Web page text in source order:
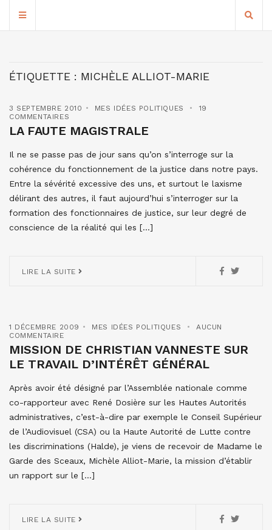
ÉTIQUETTE : MICHÈLE ALLIOT-MARIE
3 SEPTEMBRE 2010 MES IDÉES POLITIQUES
19
COMMENTAIRES
LA FAUTE MAGISTRALE
Il ne se passe pas de jour sans qu’on s’interroge sur la
cohérence du fonctionnement de la justice dans notre pays.
Entre la sévérité excessive des uns, et surtout le laxisme
délirant des autres, il faut aujourd’hui s’interroger sur la
formation des fonctionnaires de justice, sur leur degré de
conscience de la réalité qui les […]
LIRE LA SUITE
1 DÉCEMBRE 2009 MES IDÉES POLITIQUES
AUCUN
COMMENTAIRE
MISSION DE CHRISTIAN VANNESTE SUR
LE TRAVAIL D’INTÉRÊT GÉNÉRAL
Après avoir été désigné par l’Assemblée nationale comme
co-rapporteur avec René Dosière sur les Hautes Autorités
administratives, c’est-à-dire par exemple le Conseil Supérieur
de l’Audiovisuel (CSA) ou la Haute Autorité de Lutte contre
les discriminations (Halde), je viens de recevoir de Madame le
Garde des Sceaux, Michèle Alliot-Marie, la mission d’établir
un rapport sur le […]
LIRE LA SUITE